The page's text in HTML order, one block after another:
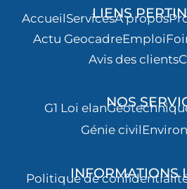
LIENS
AccueilServicesÀ propos
Actu GeocadreEmploi
Avis des clients
NOS
G1 Loi elan
Génie civil
INFORMATIONS
Politique de